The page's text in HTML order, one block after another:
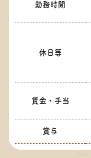
勤務時間
休日等
賃金・手当
賞与